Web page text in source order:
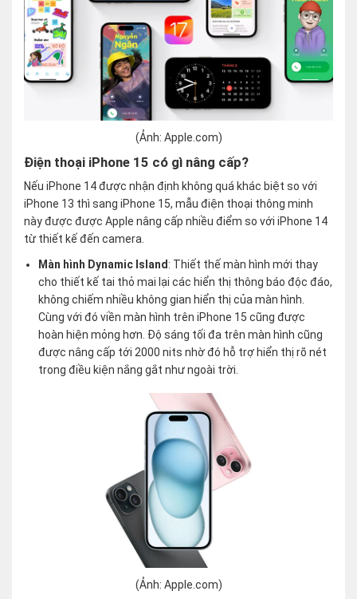
(Ảnh: Apple.com)
Điện thoại iPhone 15 có gì nâng cấp?
Nếu iPhone 14 được nhận định không quá khác biệt so với
iPhone 13 thì sang iPhone 15, mẫu điện thoại thông minh
này được được Apple nâng cấp nhiều điểm so với iPhone 14
từ thiết kế đến camera.
Màn hình Dynamic Island: Thiết thế màn hình mới thay
cho thiết kế tai thỏ mai lại các hiển thị thông báo độc đáo,
không chiếm nhiều không gian hiển thị của màn hình.
Cùng với đó viền màn hình trên iPhone 15 cũng được
hoàn hiện mỏng hơn. Độ sáng tối đa trên màn hình cũng
được nâng cấp tới 2000 nits nhờ đó hỗ trợ hiển thị rõ nét
trong điều kiện nắng gắt như ngoài trời.
(Ảnh: Apple.com)